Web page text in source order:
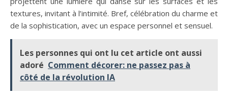
textures, invitant à l’intimité. Bref, célébration du charme et
de la sophistication, avec un espace personnel et sensuel.
Les personnes qui ont lu cet article ont aussi
adoré Comment décorer: ne passez pas à
côté de la révolution IA